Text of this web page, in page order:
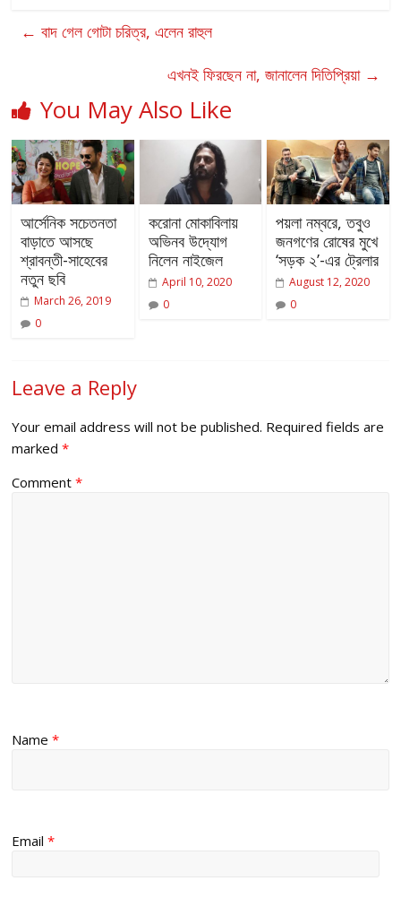
← বাদ গেল গোটা চরিত্র, এলেন রাহুল
এখনই ফিরছেন না, জানালেন দিতিপ্রিয়া →
You May Also Like
আর্সেনিক সচেতনতা
বাড়াতে আসছে
শ্রাবন্তী-সাহেবের
নতুন ছবি
March 26, 2019
0
করোনা মোকাবিলায়
অভিনব উদ্যোগ
নিলেন নাইজেল
April 10, 2020
0
পয়লা নম্বরে, তবুও
জনগণের রোষের মুখে
‘সড়ক ২’-এর ট্রেলার
August 12, 2020
0
Leave a Reply
Your email address will not be published. Required fields are
marked*
Comment*
Name*
Email*